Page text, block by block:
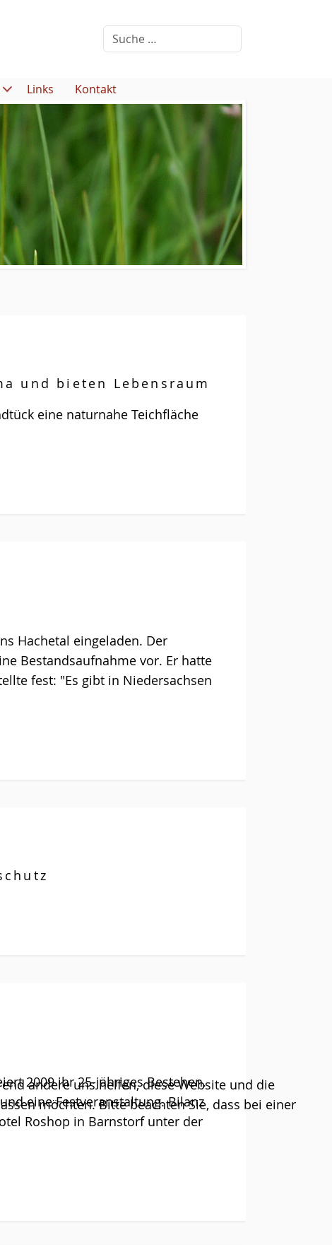
Links Kontakt
und bieten Lebensraum
eine naturnahe Teichfläche
Hachetal eingeladen. Der
Bestandsaufnahme vor. Er hatte
fest: "Es gibt in Niedersachsen
2009 ihr 25-jähriges Bestehen.
eine Festveranstaltung. Bilanz
Roshop in Barnstorf unter der
andere uns helfen, diese Website und die
möchten. Bitte beachten Sie, dass bei einer